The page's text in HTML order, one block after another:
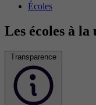
Écoles
Les écoles à la
Transparence